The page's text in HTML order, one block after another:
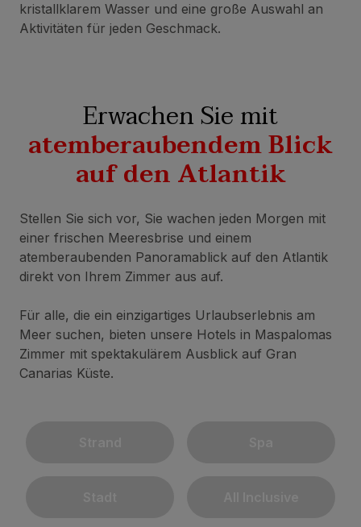
kristallklarem Wasser und eine große Auswahl an
Aktivitäten für jeden Geschmack.
Erwachen Sie mit
atemberaubendem Blick
auf den Atlantik
Stellen Sie sich vor, Sie wachen jeden Morgen mit
einer frischen Meeresbrise und einem
atemberaubenden Panoramablick auf den Atlantik
direkt von Ihrem Zimmer aus auf.
Für alle, die ein einzigartiges Urlaubserlebnis am
Meer suchen, bieten unsere Hotels in Maspalomas
Zimmer mit spektakulärem Ausblick auf Gran
Canarias Küste.